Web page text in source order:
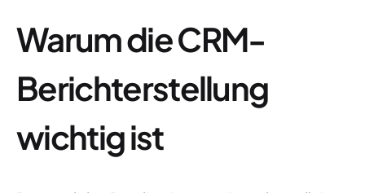
Warum die CRM-
Berichterstellung
wichtig ist